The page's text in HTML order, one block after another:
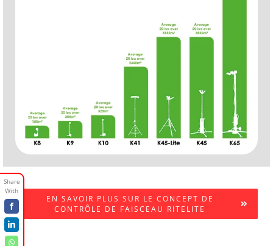
EN SAVOIR PLUS SUR LE CONCEPT DE
CONTRÔLE DE FAISCEAU RITELITE
Facebook
LinkedIn